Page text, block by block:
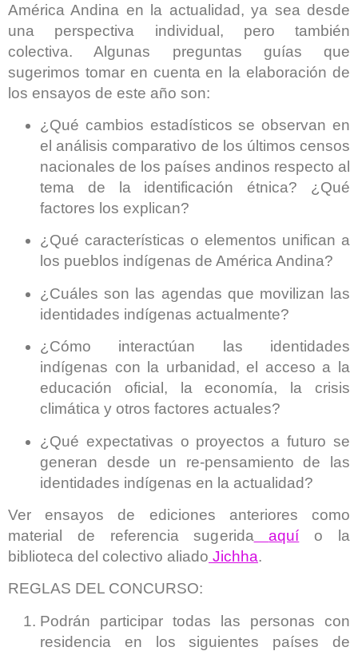
América Andina en la actualidad, ya sea desde
una perspectiva individual, pero también
colectiva. Algunas preguntas guías que
sugerimos tomar en cuenta en la elaboración de
los ensayos de este año son:
¿Qué cambios estadísticos se observan en
el análisis comparativo de los últimos censos
nacionales de los países andinos respecto al
tema de la identificación étnica? ¿Qué
factores los explican?
¿Qué características o elementos unifican a
los pueblos indígenas de América Andina?
¿Cuáles son las agendas que movilizan las
identidades indígenas actualmente?
¿Cómo interactúan las identidades
indígenas con la urbanidad, el acceso a la
educación oficial, la economía, la crisis
climática y otros factores actuales?
¿Qué expectativas o proyectos a futuro se
generan desde un re-pensamiento de las
identidades indígenas en la actualidad?
Ver ensayos de ediciones anteriores como
material de referencia sugerida
aquí o la
biblioteca del colectivo aliado Jichha.
REGLAS DEL CONCURSO:
Podrán participar todas las personas con
residencia en los siguientes países de